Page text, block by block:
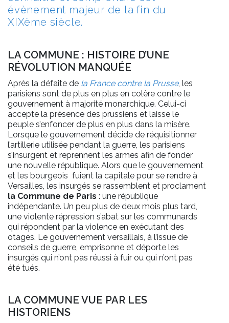
évènement majeur de la fin du
XIXème siècle.
LA COMMUNE : HISTOIRE D’UNE
RÉVOLUTION MANQUÉE
Après la défaite de la France contre la Prusse, les
parisiens sont de plus en plus en colère contre le
gouvernement à majorité monarchique. Celui-ci
accepte la présence des prussiens et laisse le
peuple s’enfoncer de plus en plus dans la misère.
Lorsque le gouvernement décide de réquisitionner
l’artillerie utilisée pendant la guerre, les parisiens
s’insurgent et reprennent les armes afin de fonder
une nouvelle république. Alors que le gouvernement
et les bourgeois fuient la capitale pour se rendre à
Versailles, les insurgés se rassemblent et proclament
la Commune de Paris : une république
indépendante. Un peu plus de deux mois plus tard,
une violente répression s’abat sur les communards
qui répondent par la violence en exécutant des
otages. Le gouvernement versaillais, à l’issue de
conseils de guerre, emprisonne et déporte les
insurgés qui n’ont pas réussi à fuir ou qui n’ont pas
été tués.
LA COMMUNE VUE PAR LES
HISTORIENS